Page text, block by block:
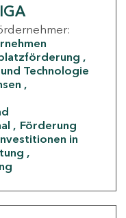
Technologie
Förderung
in